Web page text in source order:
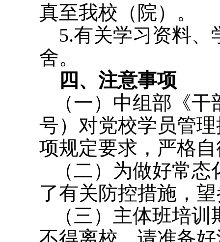
真至我校（院）。
5.有关学习资料、
舍。
四、注意事项
（一）中组部《干
号）对党校学员管
项规定要求，严格
（二）为做好常态
了有关防控措施，
（三）主体班培训